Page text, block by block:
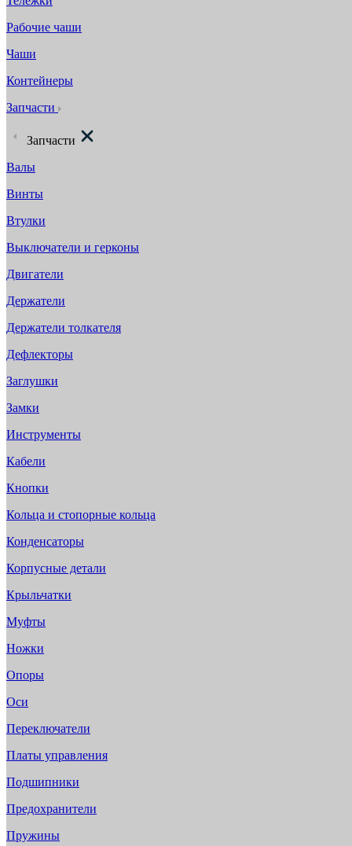
Рабочие чаши
Чаши
Контейнеры
Запчасти
Запчасти
Валы
Винты
Втулки
Выключатели и герконы
Двигатели
Держатели
Держатели толкателя
Дефлекторы
Заглушки
Замки
Инструменты
Кабели
Кнопки
Кольца и стопорные кольца
Конденсаторы
Корпусные детали
Крыльчатки
Муфты
Ножки
Опоры
Оси
Переключатели
Платы управления
Подшипники
Предохранители
Пружины